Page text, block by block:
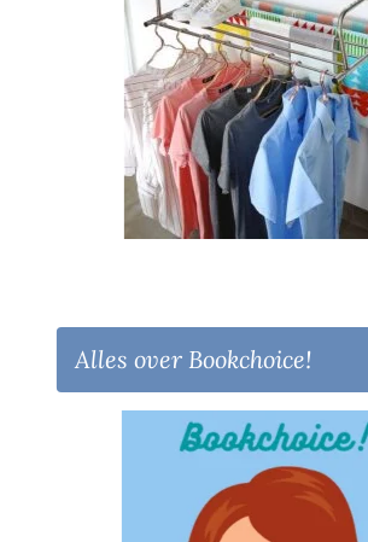
Alles over Bookchoice!